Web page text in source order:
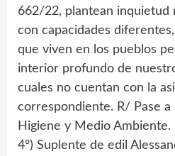
662/22, plantean inquietud
con capacidades
que viven en los pueblos
interior profundo de
cuales no cuentan con la
correspondiente. R/ Pase a
Higiene y Medio Ambiente.
4º) Suplente de edil